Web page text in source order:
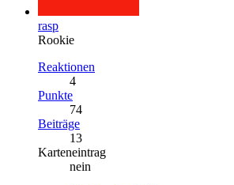
rasp
Rookie
Reaktionen
4
Punkte
74
Beiträge
13
Karteneintrag
nein